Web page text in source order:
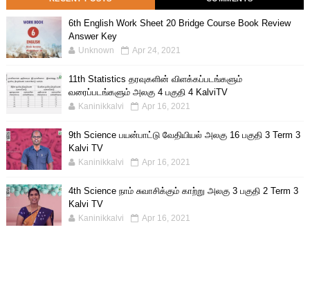
6th English Work Sheet 20 Bridge Course Book Review
Answer Key
Unknown Apr 24, 2021
11th Statistics தரவுகளின் விளக்கப்படங்களும்
வரைப்படங்களும் அலகு 4 பகுதி 4 KalviTV
Kaninikkalvi Apr 16, 2021
9th Science பயன்பாட்டு வேதியியல் அலகு 16 பகுதி 3 Term 3
Kalvi TV
Kaninikkalvi Apr 16, 2021
4th Science நாம் சுவாசிக்கும் காற்று அலகு 3 பகுதி 2 Term 3
Kalvi TV
Kaninikkalvi Apr 16, 2021